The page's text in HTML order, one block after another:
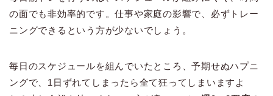
の面でも非効率的です。仕事や家庭の影響で、必ずトレー
ニングできるという方が少ないでしょう。
毎日のスケジュールを組んでいたところ、予期せぬハプニ
ングで、1日ずれてしまったら全て狂ってしまいますよ